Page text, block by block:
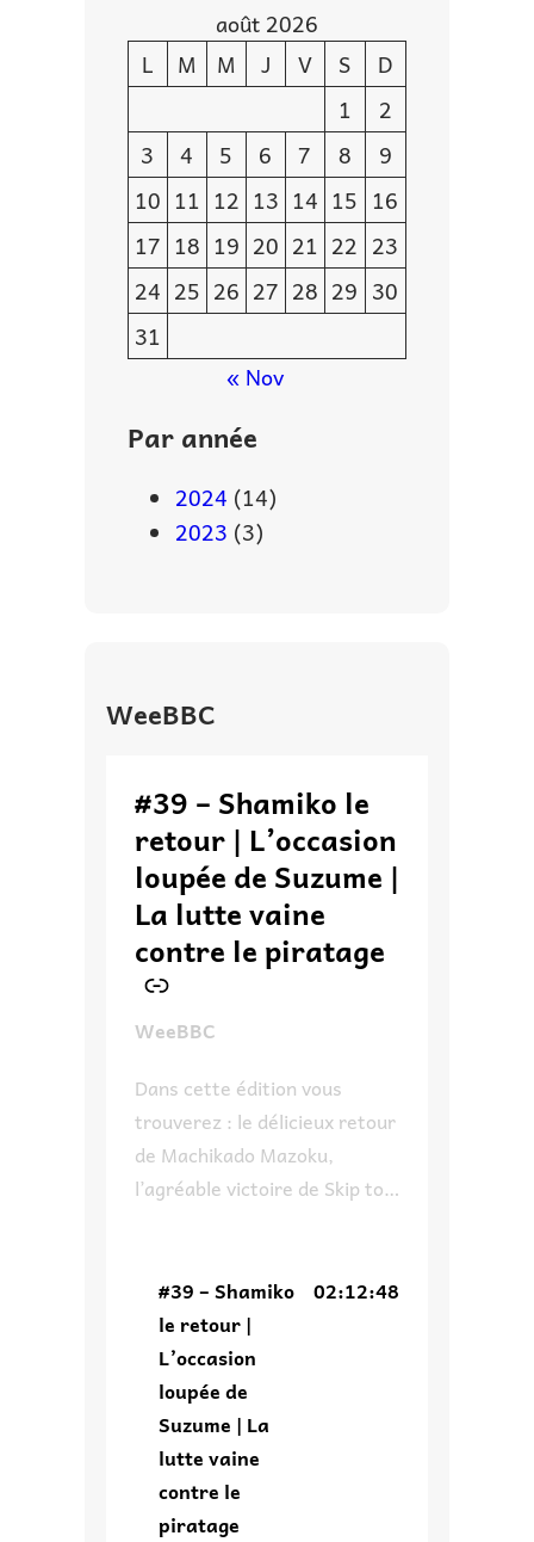
août 2026
L
M M J V S
D
1
2
3
4 5 6 7 8
9
10 11 12 13 14 15 16
17 18 19 20 21 22 23
24 25 26 27 28 29 30
31
« Nov
Par année
2024 (14)
2023 (3)
WeeBBC
#39 – Shamiko le
retour | L’occasion
loupée de Suzume |
La lutte vaine
contre le piratage
–
WeeBBC
Dans cette édition vous
trouverez : le délicieux retour
de Machikado Mazoku,
l’agréable victoire de Skip to
recommandera pas un des
invités de Japan Expo,
comment Suzume aurait pu
avoir une autre tournure et
enfin on parle du piratage ce
fléau de l’industrie qui fait
dire un […]
#39 – Shamiko
le retour |
L’occasion
loupée de
Suzume | La
lutte vaine
contre le
piratage
02:12:48